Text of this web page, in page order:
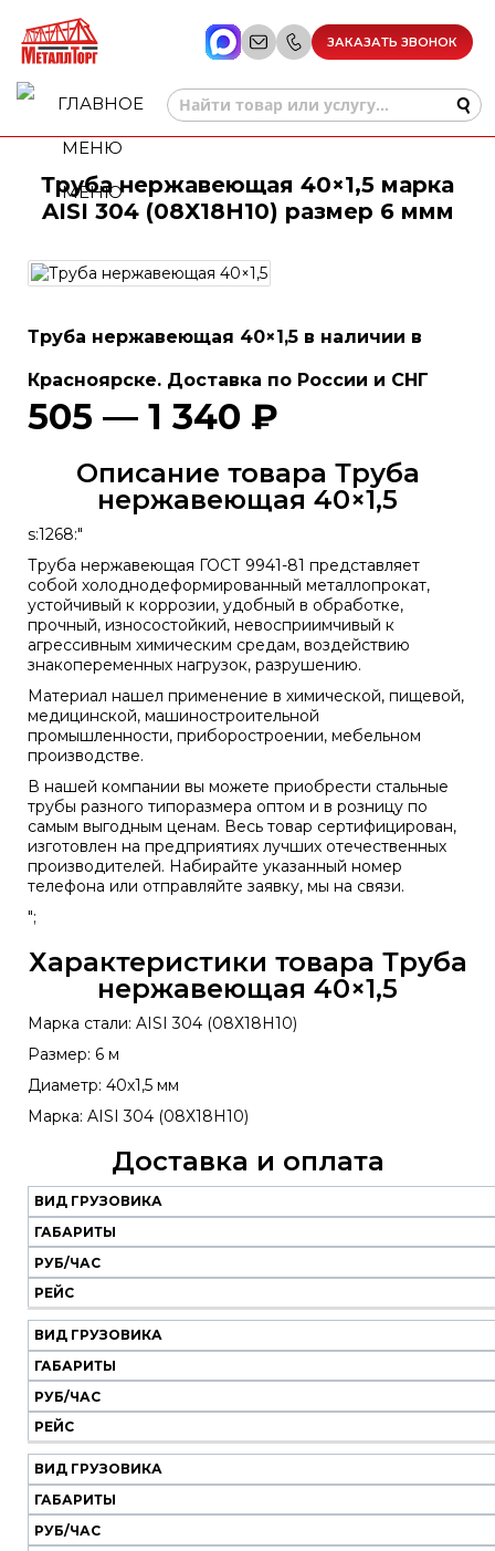
ЗАКАЗАТЬ ЗВОНОК
МЕНЮ
Труба нержавеющая 40×1,5 марка
AISI 304 (08Х18Н10) размер 6 ммм
Труба нержавеющая 40×1,5 в наличии в
Красноярске. Доставка по России и СНГ
505 — 1 340 ₽
Описание товара Труба
нержавеющая 40×1,5
s:1268:"
Труба нержавеющая ГОСТ 9941-81 представляет
собой холоднодеформированный металлопрокат,
устойчивый к коррозии, удобный в обработке,
прочный, износостойкий, невосприимчивый к
агрессивным химическим средам, воздействию
знакопеременных нагрузок, разрушению.
Материал нашел применение в химической, пищевой,
медицинской, машиностроительной
промышленности, приборостроении, мебельном
производстве.
В нашей компании вы можете приобрести стальные
трубы разного типоразмера оптом и в розницу по
самым выгодным ценам. Весь товар сертифицирован,
изготовлен на предприятиях лучших отечественных
производителей. Набирайте указанный номер
телефона или отправляйте заявку, мы на связи.
";
Характеристики товара Труба
нержавеющая 40×1,5
Марка стали: AISI 304 (08Х18Н10)
Размер: 6 м
Диаметр: 40х1,5 мм
Марка: AISI 304 (08Х18Н10)
Доставка и оплата
Наш
транспорт
Вид
грузовика
Габариты
Руб/
час
Рейс
ВИД ГРУЗОВИКА
ГАБАРИТЫ
РУБ/ЧАС
РЕЙС
ВИД ГРУЗОВИКА
ГАБАРИТЫ
РУБ/ЧАС
РЕЙС
ВИД ГРУЗОВИКА
ГАБАРИТЫ
РУБ/ЧАС